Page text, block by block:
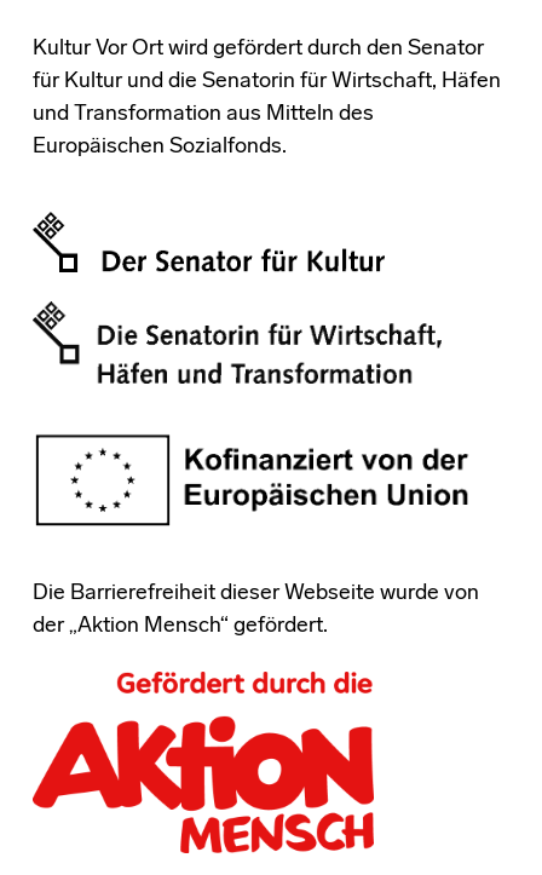
Kultur Vor Ort wird gefördert durch den Senator
für Kultur und die Senatorin für Wirtschaft, Häfen
und Transformation aus Mitteln des
Europäischen Sozialfonds.
Die Barrierefreiheit dieser Webseite wurde von
der „Aktion Mensch“ gefördert.